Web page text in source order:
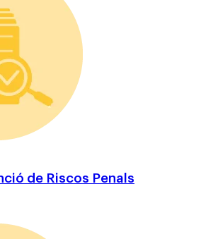
de Riscos Penals